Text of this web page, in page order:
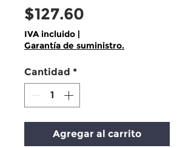
$127.60
IVA incluido |
Garantía de suministro.
Cantidad *
Agregar al carrito